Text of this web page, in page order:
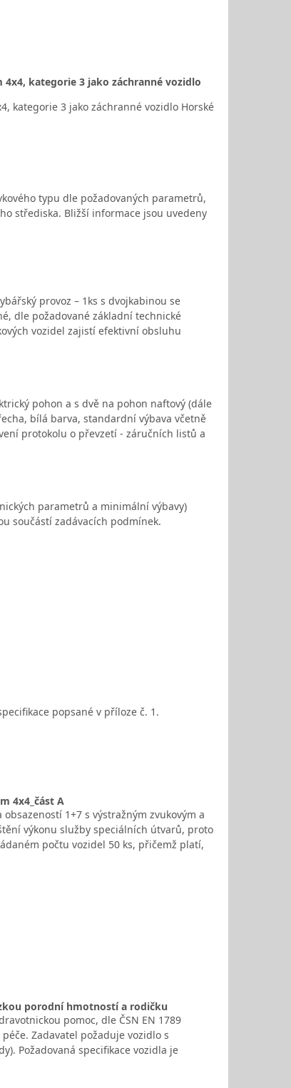
kategorie 3 jako záchranné vozidlo
kategorie 3 jako záchranné vozidlo Horské
typu dle požadovaných parametrů,
střediska. Bližší informace jsou uvedeny
provoz – 1ks s dvojkabinou se
dle požadované základní technické
vozidel zajistí efektivní obsluhu
pohon a s dvě na pohon naftový (dále
bílá barva, standardní výbava včetně
protokolu o převzetí - záručních listů a
parametrů a minimální výbavy)
součástí zadávacích podmínek.
popsané v příloze č. 1.
4x4_část A
1+7 s výstražným zvukovým a
výkonu služby speciálních útvarů, proto
počtu vozidel 50 ks, přičemž platí,
porodní hmotností a rodičku
pomoc, dle ČSN EN 1789
Zadavatel požaduje vozidlo s
Požadovaná specifikace vozidla je